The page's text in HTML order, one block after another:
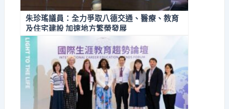
朱珍瑤議員：全力爭取八德交通、醫療、教育
及住宅建設 加速地方繁榮發展